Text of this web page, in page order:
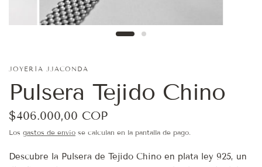
JOYERÍA JJACONDA
Pulsera Tejido Chino
$406.000,00 COP
Los gastos de envío se calculan en la pantalla de pago.
Descubre la Pulsera de Tejido Chino en plata ley 925, un